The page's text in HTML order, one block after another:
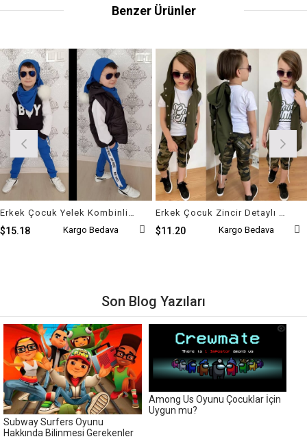
Benzer Ürünler
$15.18 Kargo Bedava $11.20 Kargo Bedava
Son Blog Yazıları
Subway Surfers Oyunu
Hakkında Bilinmesi Gerekenler
Among Us Oyunu Çocuklar İçin
Uygun mu?